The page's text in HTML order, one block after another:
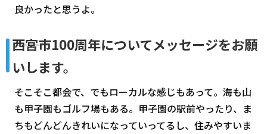
良かったと思うよ。
―――西宮市100周年についてメッセージをお願
いします。
そこそこ都会で、でもローカルな感じもあって。海も山
も甲子園もゴルフ場もある。甲子園の駅前やったり、ま
ちもどんどんきれいになっていってるし、住みやすいま